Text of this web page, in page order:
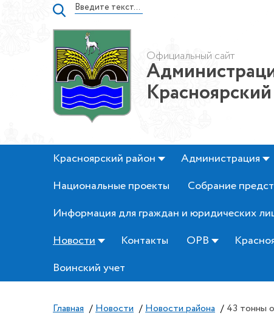
Официальный сайт
Красноярский район Администрация
Национальные проекты
Собрание
Информация для граждан и юридических
Новости
Контакты ОРВ
Воинский учет
Главная / Новости / Новости района / 43 тонны